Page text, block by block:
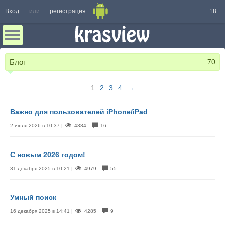
Вход или регистрация 18+
Блог 70
1 2 3 4 →
Важно для пользователей iPhone/iPad
2 июля 2026 в 10:37 | 4384 16
С новым 2026 годом!
31 декабря 2025 в 10:21 | 4979 55
Умный поиск
16 декабря 2025 в 14:41 | 4285 9